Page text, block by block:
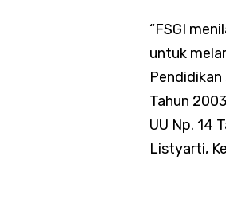
“FSGI
untuk
Tahun
UU Np. 14
Listyarti,